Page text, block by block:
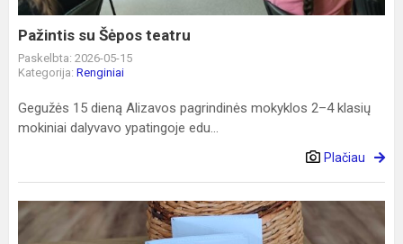
Pažintis su Šėpos teatru
Paskelbta: 2026-05-15
Kategorija: Renginiai
Gegužės 15 dieną Alizavos pagrindinės mokyklos 2–4 klasių
mokiniai dalyvavo ypatingoje edu...
Plačiau
Margučių
džiaugsmo